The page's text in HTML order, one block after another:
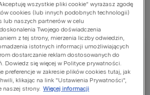
Maltańczyk
wszystkie pliki cookie” wyrażasz zgodę
cookies (lub innych podobnych technologii)
lub naszych partnerów w celu
Twojego doświadczenia
z tej strony, mierzenia liczby odwiedzin,
istotnych informacji umożliwiających
dostarczanie reklam dostosowanych do
Dowiedz się więcej w Polityce prywatności.
preferencje w zakresie plików cookies tutaj, jak
klikając na link "Ustawienia Prywatności",
naszej strony. Więcej informacji